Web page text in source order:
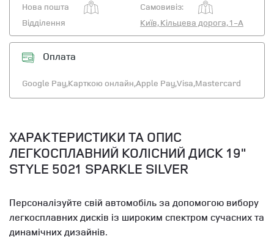
Нова пошта
Самовивіз:
Відділення
Київ, Кільцева дорога, 1-А
Оплата
Google Pay,Карткою онлайн,Apple Pay,Visa,Mastercard
ХАРАКТЕРИСТИКИ ТА ОПИС
ЛЕГКОСПЛАВНИЙ КОЛІСНИЙ ДИСК 19"
STYLE 5021 SPARKLE SILVER
Персоналізуйте свій автомобіль за допомогою вибору
легкосплавних дисків із широким спектром сучасних та
динамічних дизайнів.